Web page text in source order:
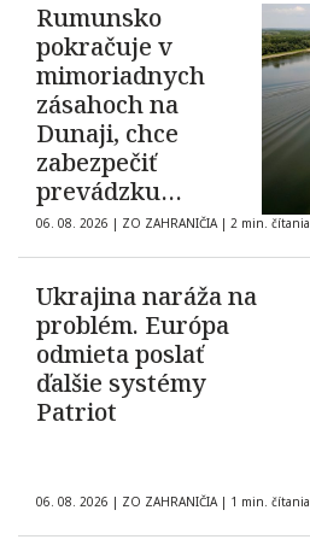
Rumunsko
pokračuje v
mimoriadnych
zásahoch na
Dunaji, chce
zabezpečiť
prevádzku
elektrárne
Cernavodă
06. 08. 2026 | ZO ZAHRANIČIA | 2 min. čítania
Ukrajina naráža na
problém. Európa
odmieta poslať
ďalšie systémy
Patriot
06. 08. 2026 | ZO ZAHRANIČIA | 1 min. čítania